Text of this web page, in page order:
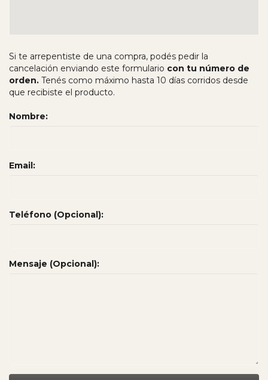
Si te arrepentiste de una compra, podés pedir la
cancelación enviando este formulario con tu número de
orden. Tenés como máximo hasta 10 días corridos desde
que recibiste el producto.
Nombre:
Email:
Teléfono (Opcional):
Mensaje (Opcional):